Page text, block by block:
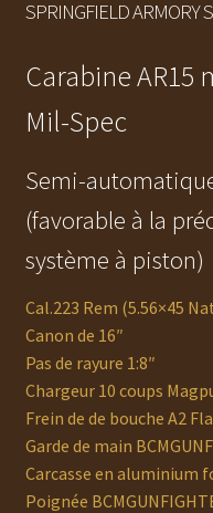
SPRINGFIELD ARMORY
Carabine AR15
Mil-Spec
Semi-
(favorable à la
système à piston)
Cal.223 Rem (5.56×45
Canon de 16″
Pas de rayure 1:8″
Chargeur 10 coups
Frein de de bouche A2
Garde de main
Carcasse en aluminium
Poignée